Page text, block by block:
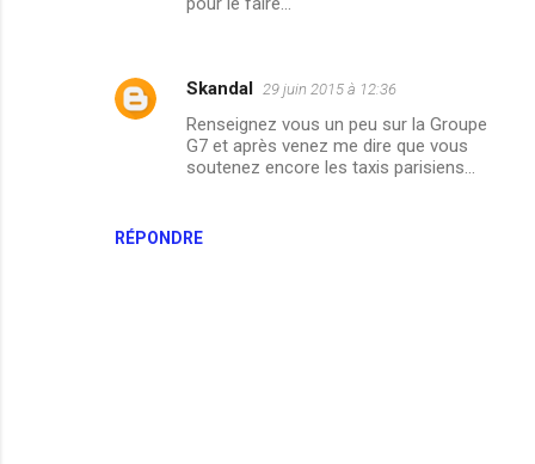
RÉPONDRE
Skandal 29 juin 2015 à 12:36
Renseignez vous un peu sur la Groupe
G7 et après venez me dire que vous
soutenez encore les taxis parisiens...